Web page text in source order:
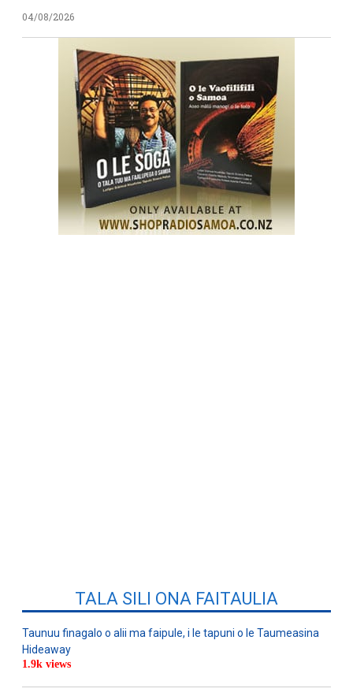
04/08/2026
TALA SILI ONA FAITAULIA
Taunuu finagalo o alii ma faipule, i le tapuni o le Taumeasina
Hideaway
1.9k views